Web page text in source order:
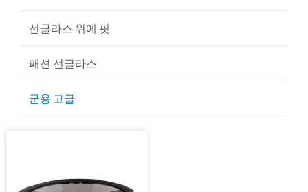
야구 선글라스
골프 선글라스
선글라스 위에 핏
패션 선글라스
군용 고글